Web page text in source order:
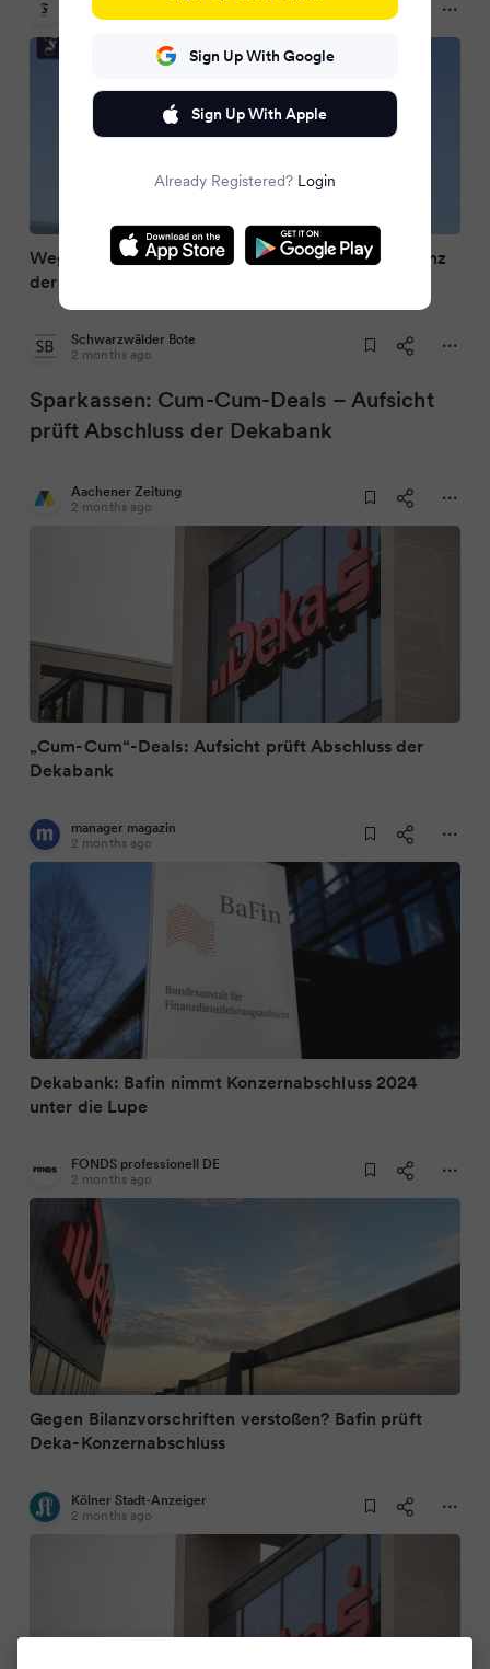
2 months ago
Wegen Steuerforderungen: Bafin untersucht Bilanz
der Deka
Schwarzwälder Bote
2 months ago
Sparkassen: Cum-Cum-Deals – Aufsicht
prüft Abschluss der Dekabank
Aachener Zeitung
2 months ago
„Cum-Cum“-Deals: Aufsicht prüft Abschluss der
Dekabank
manager magazin
2 months ago
Dekabank: Bafin nimmt Konzernabschluss 2024
unter die Lupe
FONDS professionell DE
2 months ago
Gegen Bilanzvorschriften verstoßen? Bafin prüft
Deka-Konzernabschluss
Kölner Stadt-Anzeiger
2 months ago
Sign Up With Google
Sign Up With Apple
Already Registered? Login